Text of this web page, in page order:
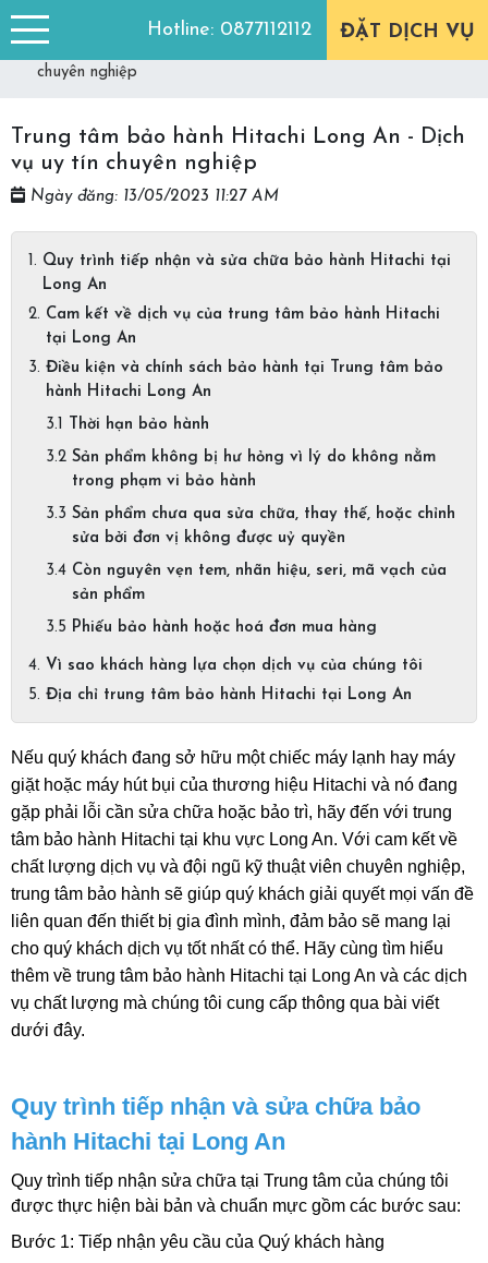
Hotline: 0877112112 ĐẶT DỊCH VỤ
Trang chủ
Góc tư vấn
chuyên nghiệp
Trung tâm bảo hành Hitachi Long An - Dịch
vụ uy tín chuyên nghiệp
Ngày đăng: 13/05/2023 11:27 AM
Quy trình tiếp nhận và sửa chữa bảo hành Hitachi tại
Long An
Cam kết về dịch vụ của trung tâm bảo hành Hitachi
tại Long An
Điều kiện và chính sách bảo hành tại Trung tâm bảo
hành Hitachi Long An
Thời hạn bảo hành
Sản phẩm không bị hư hỏng vì lý do không nằm
trong phạm vi bảo hành
Sản phẩm chưa qua sửa chữa, thay thế, hoặc chỉnh
sửa bởi đơn vị không được uỷ quyền
Còn nguyên vẹn tem, nhãn hiệu, seri, mã vạch của
sản phẩm
Phiếu bảo hành hoặc hoá đơn mua hàng
Vì sao khách hàng lựa chọn dịch vụ của chúng tôi
Địa chỉ trung tâm bảo hành Hitachi tại Long An
Nếu quý khách đang sở hữu một chiếc máy lạnh hay máy
giặt hoặc máy hút bụi của thương hiệu Hitachi và nó đang
gặp phải lỗi cần sửa chữa hoặc bảo trì, hãy đến với trung
tâm bảo hành Hitachi tại khu vực Long An. Với cam kết về
chất lượng dịch vụ và đội ngũ kỹ thuật viên chuyên nghiệp,
trung tâm bảo hành sẽ giúp quý khách giải quyết mọi vấn đề
liên quan đến thiết bị gia đình mình, đảm bảo sẽ mang lại
cho quý khách dịch vụ tốt nhất có thể. Hãy cùng tìm hiểu
thêm về trung tâm bảo hành Hitachi tại Long An và các dịch
vụ chất lượng mà chúng tôi cung cấp thông qua bài viết
dưới đây.
Quy trình tiếp nhận và sửa chữa bảo
hành Hitachi tại Long An
Quy trình tiếp nhận sửa chữa tại Trung tâm của chúng tôi
được thực hiện bài bản và chuẩn mực gồm các bước sau:
Bước 1: Tiếp nhận yêu cầu của Quý khách hàng